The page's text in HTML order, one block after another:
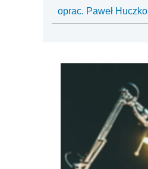
oprac. Paweł Huczko